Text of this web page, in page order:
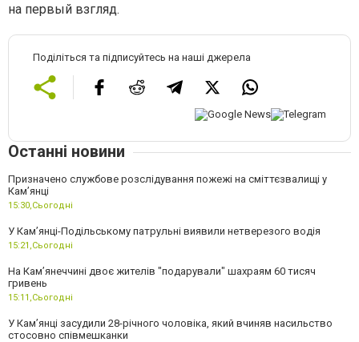
на первый взгляд.
Поділіться та підписуйтесь на наші джерела
Останні новини
Призначено службове розслідування пожежі на сміттєзвалищі у
Кам’янці
15:30, Сьогодні
У Кам’янці-Подільському патрульні виявили нетверезого водія
15:21, Сьогодні
На Камʼянеччині двоє жителів "подарували" шахраям 60 тисяч
гривень
15:11, Сьогодні
У Камʼянці засудили 28-річного чоловіка, який вчиняв насильство
стосовно співмешканки